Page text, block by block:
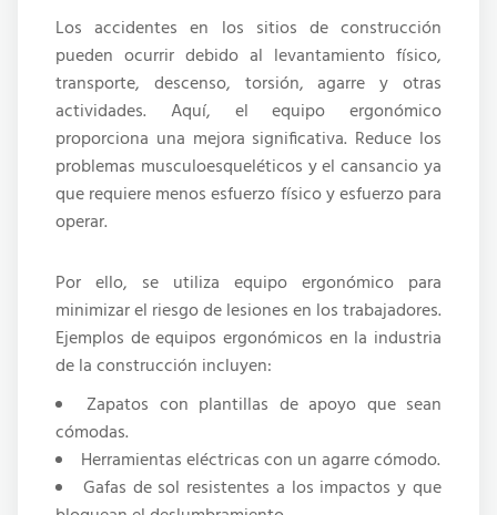
Los accidentes en los sitios de construcción
pueden ocurrir debido al levantamiento físico,
transporte, descenso, torsión, agarre y otras
actividades. Aquí, el equipo ergonómico
proporciona una mejora significativa. Reduce los
problemas musculoesqueléticos y el cansancio ya
que requiere menos esfuerzo físico y esfuerzo para
operar.
Por ello, se utiliza equipo ergonómico para
minimizar el riesgo de lesiones en los trabajadores.
Ejemplos de equipos ergonómicos en la industria
de la construcción incluyen:
Zapatos con plantillas de apoyo que sean
cómodas.
Herramientas eléctricas con un agarre cómodo.
Gafas de sol resistentes a los impactos y que